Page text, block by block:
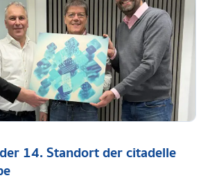
14. Standort der citadelle